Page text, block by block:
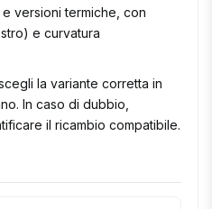
versioni termiche, con
e curvatura
la variante corretta in
In caso di dubbio,
il ricambio compatibile.